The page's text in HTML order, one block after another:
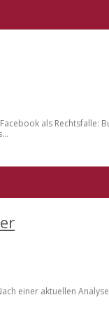
als
einer aktuellen